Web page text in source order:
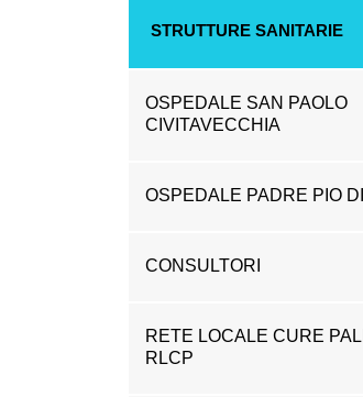
STRUTTURE SANITARIE
OSPEDALE SAN PAOLO
CIVITAVECCHIA
OSPEDALE PADRE PIO
CONSULTORI
RETE LOCALE CURE
RLCP